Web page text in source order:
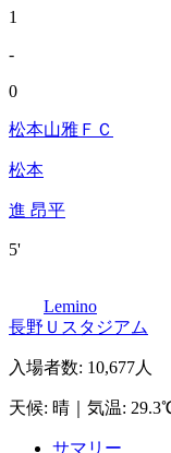
1
-
0
松本山雅ＦＣ
松本
進 昂平
5'
Lemino
長野Ｕスタジアム
入場者数: 10,677人
天候: 晴 気温:
サマリー